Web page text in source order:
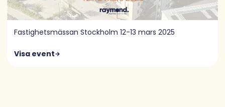
Fastighetsmässan Stockholm 12-13 mars 2025
Visa event